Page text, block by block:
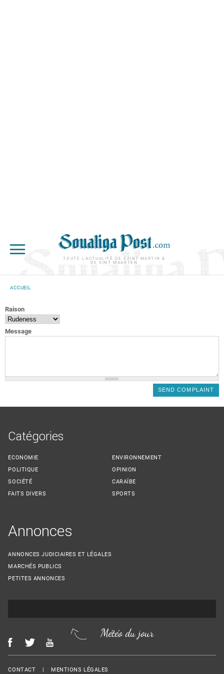
TOUTE L'ACTUALITÉ DE SAINT-MARTIN &
DE SINT MAARTEN
ACCUEIL
Raison
Message
Catégories
ECONOMIE
POLITIQUE
SOCIÉTÉ
FAITS DIVERS
ENVIRONNEMENT
OPINION
CARAÏBE
SPORTS
Annonces
ANNONCES JUDICIAIRES ET LÉGALES
MARCHÉS PUBLICS
PETITES ANNONCES
Météo du jour
Menu Footer
CONTACT MENTIONS LÉGALES